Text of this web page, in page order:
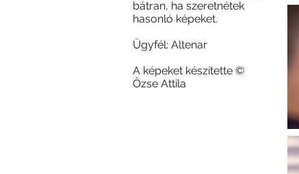
bátran, ha szeretnétek
hasonló képeket.
Ügyfél: Altenar
A képeket készítette ©
Őzse Attila